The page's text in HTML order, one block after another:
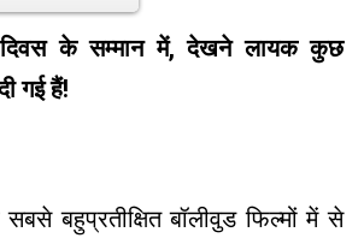
दिवस के सम्मान में, देखने लायक कुछ
गई हैं!
बहुप्रतीक्षित बॉलीवुड फिल्मों में से